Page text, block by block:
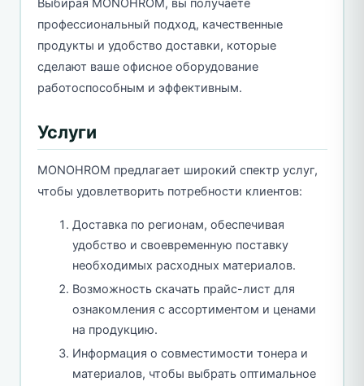
Выбирая MONOHROM, вы получаете
профессиональный подход, качественные
продукты и удобство доставки, которые
сделают ваше офисное оборудование
работоспособным и эффективным.
Услуги
MONOHROM предлагает широкий спектр услуг,
чтобы удовлетворить потребности клиентов:
Доставка по регионам, обеспечивая
удобство и своевременную поставку
необходимых расходных материалов.
Возможность скачать прайс-лист для
ознакомления с ассортиментом и ценами
на продукцию.
Информация о совместимости тонера и
материалов, чтобы выбрать оптимальное